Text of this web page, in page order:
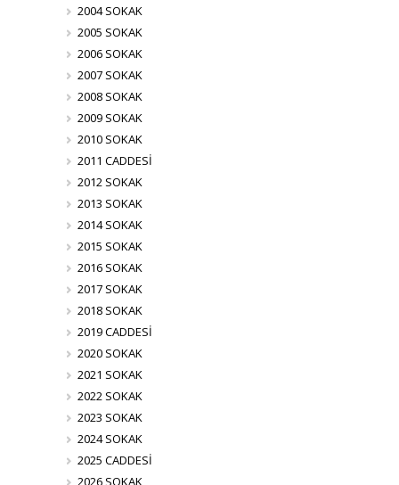
2004 SOKAK
2005 SOKAK
2006 SOKAK
2007 SOKAK
2008 SOKAK
2009 SOKAK
2010 SOKAK
2011 CADDESİ
2012 SOKAK
2013 SOKAK
2014 SOKAK
2015 SOKAK
2016 SOKAK
2017 SOKAK
2018 SOKAK
2019 CADDESİ
2020 SOKAK
2021 SOKAK
2022 SOKAK
2023 SOKAK
2024 SOKAK
2025 CADDESİ
2026 SOKAK